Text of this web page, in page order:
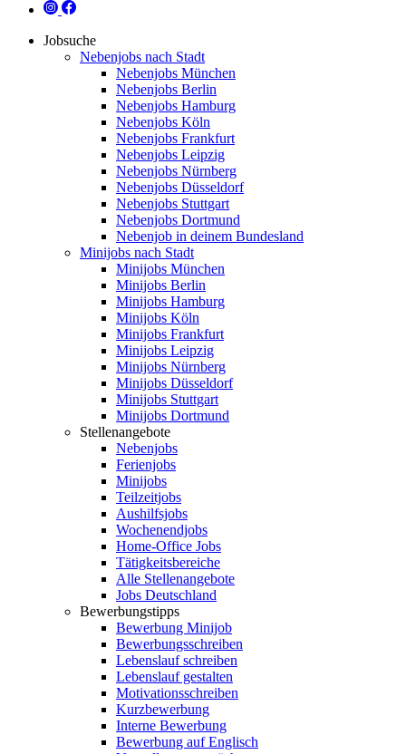
Jobsuche
Nebenjobs nach Stadt
Nebenjobs München
Nebenjobs Berlin
Nebenjobs Hamburg
Nebenjobs Köln
Nebenjobs Frankfurt
Nebenjobs Leipzig
Nebenjobs Nürnberg
Nebenjobs Düsseldorf
Nebenjobs Stuttgart
Nebenjobs Dortmund
Nebenjob in deinem Bundesland
Minijobs nach Stadt
Minijobs München
Minijobs Berlin
Minijobs Hamburg
Minijobs Köln
Minijobs Frankfurt
Minijobs Leipzig
Minijobs Nürnberg
Minijobs Düsseldorf
Minijobs Stuttgart
Minijobs Dortmund
Stellenangebote
Nebenjobs
Ferienjobs
Minijobs
Teilzeitjobs
Aushilfsjobs
Wochenendjobs
Home-Office Jobs
Tätigkeitsbereiche
Alle Stellenangebote
Jobs Deutschland
Bewerbungstipps
Bewerbung Minijob
Bewerbungsschreiben
Lebenslauf schreiben
Lebenslauf gestalten
Motivationsschreiben
Kurzbewerbung
Interne Bewerbung
Bewerbung auf Englisch